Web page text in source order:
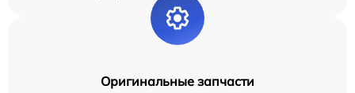
Оригинальные запчасти